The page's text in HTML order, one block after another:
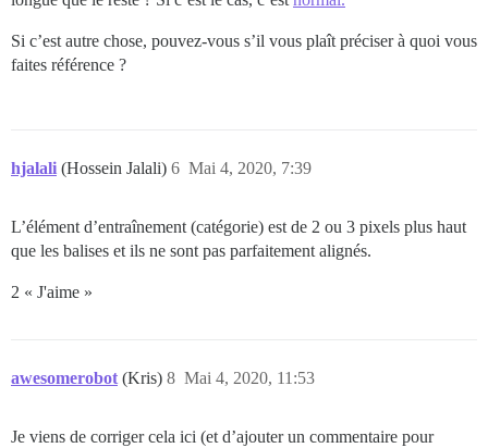
Si c’est autre chose, pouvez-vous s’il vous plaît préciser à quoi vous
faites référence ?
hjalali (Hossein Jalali) Mai 4, 2020, 7:39
6
L’élément d’entraînement (catégorie) est de 2 ou 3 pixels plus haut
que les balises et ils ne sont pas parfaitement alignés.
2 « J'aime »
awesomerobot (Kris) Mai 4, 2020, 11:53
8
Je viens de corriger cela ici (et d’ajouter un commentaire pour